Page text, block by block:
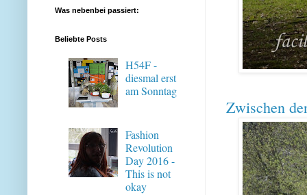
Zwischen
Was nebenbei passiert:
Beliebte Posts
H54F -
diesmal erst
am Sonntag
Fashion
Revolution
Day 2016 -
This is not
okay